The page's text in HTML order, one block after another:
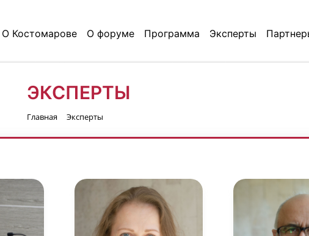
О Костомарове О форуме Программа Эксперты
ЭКСПЕРТЫ
Главная Эксперты